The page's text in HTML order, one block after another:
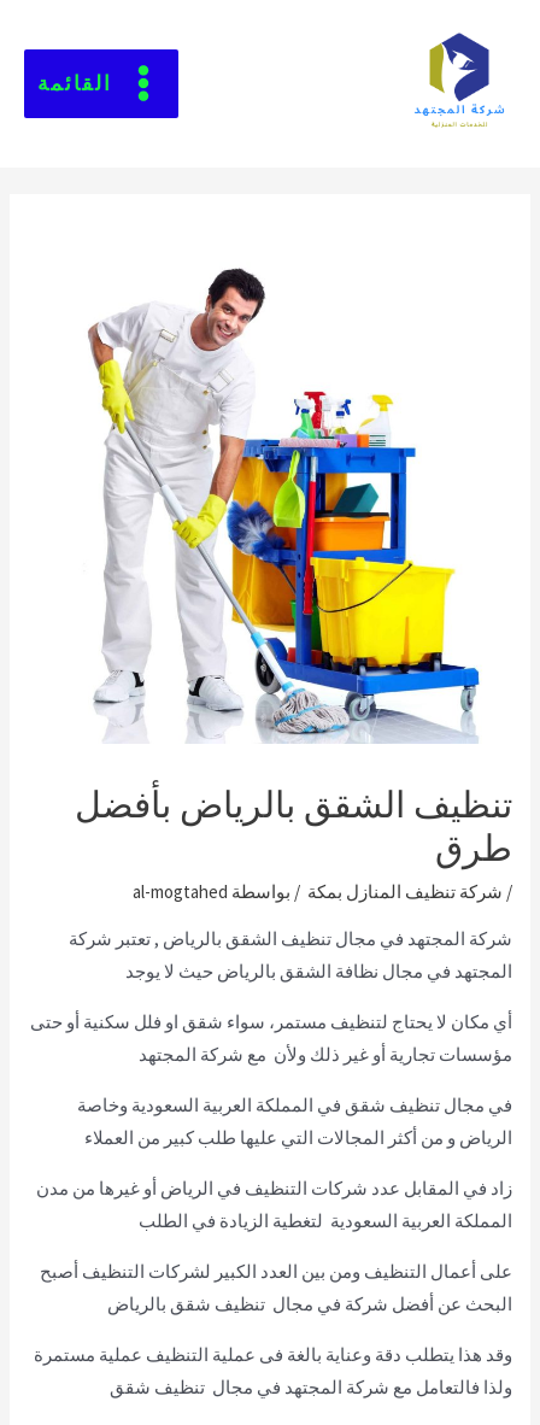
القائمة
تنظيف الشقق بالرياض بأفضل
طرق
/ شركة تنظيف المنازل بمكة / بواسطة al-mogtahed
شركة المجتهد في مجال تنظيف الشقق بالرياض ,تعتبر شركة
المجتهد في مجال نظافة الشقق بالرياض حيث لا يوجد
أي مكان لا يحتاج لتنظيف مستمر، سواء شقق او فلل سكنية أو حتى
مؤسسات تجارية أو غير ذلك ولأن مع شركة المجتهد
في مجال تنظيف شقق في المملكة العربية السعودية وخاصة
الرياض و من أكثر المجالات التي عليها طلب كبير من العملاء
زاد في المقابل عدد شركات التنظيف في الرياض أو غيرها من مدن
المملكة العربية السعودية لتغطية الزيادة في الطلب
على أعمال التنظيف ومن بين العدد الكبير لشركات التنظيف أصبح
البحث عن أفضل شركة في مجال تنظيف شقق بالرياض
وقد هذا يتطلب دقة وعناية بالغة فى عملية التنظيف عملية مستمرة
ولذا فالتعامل مع شركة المجتهد في مجال تنظيف شقق